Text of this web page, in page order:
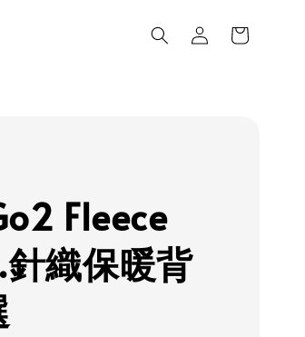
Fleece
織保暖背